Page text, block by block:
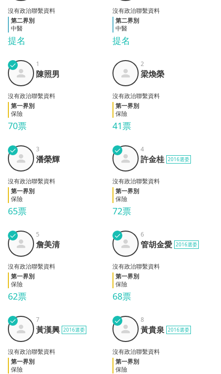
提名
沒有政治聯繫資料
第二界別
中醫
提名
沒有政治聯繫資料
第二界別
中醫
陳照
男
✓
70票
1
陳照男
沒有政治聯繫資料
第一界別
保險
梁煥
榮
41票
2
梁煥榮
沒有政治聯繫資料
第一界別
保險
潘榮
輝
✓
65票
3
潘榮輝
沒有政治聯繫資料
第一界別
保險
許金
桂
✓
72票
4
許金桂 2016選委
沒有政治聯繫資料
第一界別
保險
詹美
清
✓
62票
5
詹美清
沒有政治聯繫資料
第一界別
保險
管胡
金愛
✓
68票
6
管胡金愛 2016選委
沒有政治聯繫資料
第一界別
保險
黃漢
興
✓ 7
黃漢興 2016選委
沒有政治聯繫資料
第一界別
保險
黃貴
泉
✓ 8
黃貴泉 2016選委
沒有政治聯繫資料
第一界別
保險